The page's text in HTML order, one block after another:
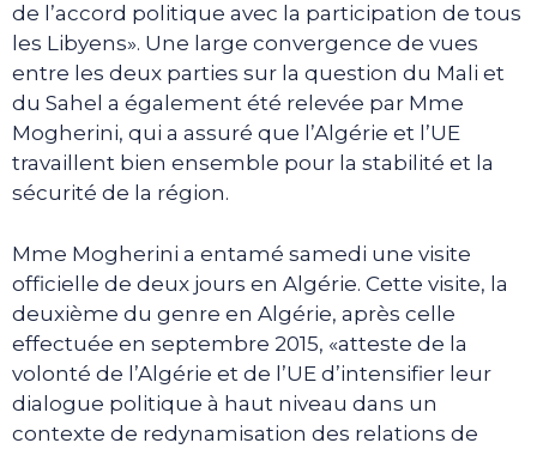
de l’accord politique avec la participation de tous
les Libyens». Une large convergence de vues
entre les deux parties sur la question du Mali et
du Sahel a également été relevée par Mme
Mogherini, qui a assuré que l’Algérie et l’UE
travaillent bien ensemble pour la stabilité et la
sécurité de la région.
Mme Mogherini a entamé samedi une visite
officielle de deux jours en Algérie. Cette visite, la
deuxième du genre en Algérie, après celle
effectuée en septembre 2015, «atteste de la
volonté de l’Algérie et de l’UE d’intensifier leur
dialogue politique à haut niveau dans un
contexte de redynamisation des relations de